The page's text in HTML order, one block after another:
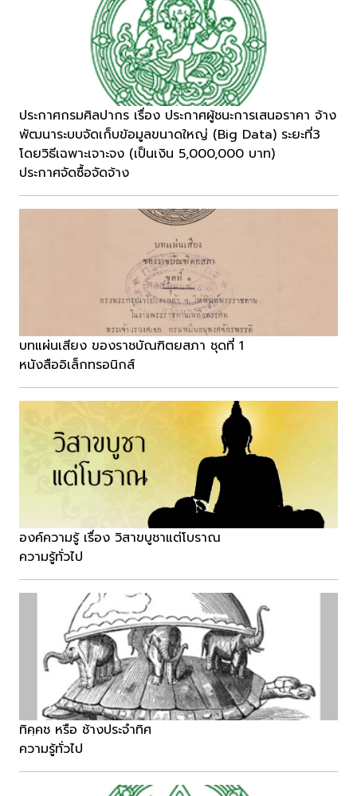
ประกาศกรมศิลปากร เรื่อง ประกาศผู้ชนะการเสนอราคา จ้าง
พัฒนาระบบจัดเก็บข้อมูลขนาดใหญ่ (Big Data) ระยะที่3
โดยวิธีเฉพาะเจาะจง (เป็นเงิน 5,000,000 บาท)
ประกาศจัดซื้อจัดจ้าง
บทแผ่นเสียง ของราชบัณฑิตยสภา ชุดที่ 1
หนังสืออิเล็กทรอนิกส์
องค์ความรู้ เรื่อง วิสาขบูชาแต่โบราณ
ความรู้ทั่วไป
ทิคฺคช หรือ ช้างประจำทิศ
ความรู้ทั่วไป